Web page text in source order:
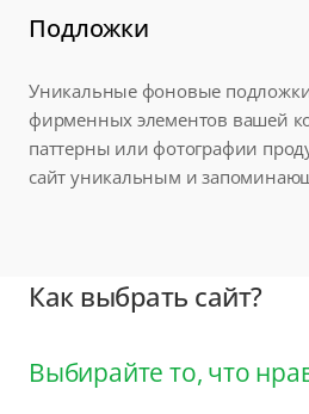
Подложки
Уникальные фоновые
фирменных элементов вашей
паттерны или фотографии
сайт уникальным и
Как выбрать сайт?
Выбирайте то, что